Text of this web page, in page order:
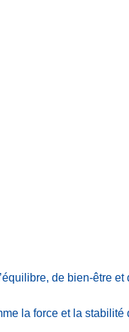
de bien-être
la force et la